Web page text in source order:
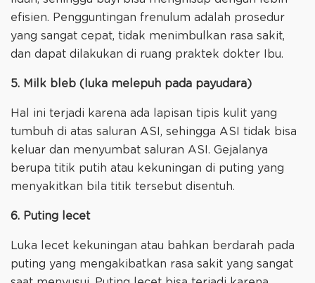
efisien. Pengguntingan frenulum adalah prosedur
yang sangat cepat, tidak menimbulkan rasa sakit,
dan dapat dilakukan di ruang praktek dokter Ibu.
5. Milk bleb (luka melepuh pada payudara)
Hal ini terjadi karena ada lapisan tipis kulit yang
tumbuh di atas saluran ASI, sehingga ASI tidak bisa
keluar dan menyumbat saluran ASI. Gejalanya
berupa titik putih atau kekuningan di puting yang
menyakitkan bila titik tersebut disentuh.
6. Puting lecet
Luka lecet kekuningan atau bahkan berdarah pada
puting yang mengakibatkan rasa sakit yang sangat